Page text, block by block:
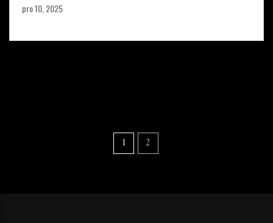
pro 10, 2025
1 2